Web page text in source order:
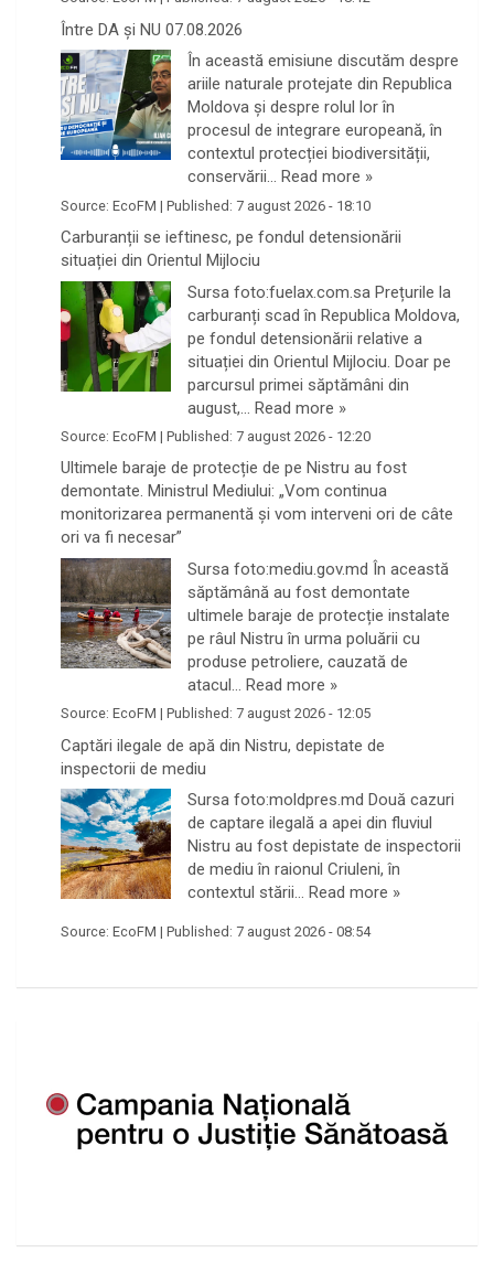
Între DA și NU 07.08.2026
În această emisiune discutăm despre
ariile naturale protejate din Republica
Moldova și despre rolul lor în
procesul de integrare europeană, în
contextul protecției biodiversității,
conservării… Read more »
Source: EcoFM | Published: 7 august 2026 - 18:10
Carburanții se ieftinesc, pe fondul detensionării
situației din Orientul Mijlociu
Sursa foto:fuelax.com.sa Prețurile la
carburanți scad în Republica Moldova,
pe fondul detensionării relative a
situației din Orientul Mijlociu. Doar pe
parcursul primei săptămâni din
august,… Read more »
Source: EcoFM | Published: 7 august 2026 - 12:20
Ultimele baraje de protecție de pe Nistru au fost
demontate. Ministrul Mediului: „Vom continua
monitorizarea permanentă și vom interveni ori de câte
ori va fi necesar”
Sursa foto:mediu.gov.md În această
săptămână au fost demontate
ultimele baraje de protecție instalate
pe râul Nistru în urma poluării cu
produse petroliere, cauzată de
atacul… Read more »
Source: EcoFM | Published: 7 august 2026 - 12:05
Captări ilegale de apă din Nistru, depistate de
inspectorii de mediu
Sursa foto:moldpres.md Două cazuri
de captare ilegală a apei din fluviul
Nistru au fost depistate de inspectorii
de mediu în raionul Criuleni, în
contextul stării… Read more »
Source: EcoFM | Published: 7 august 2026 - 08:54